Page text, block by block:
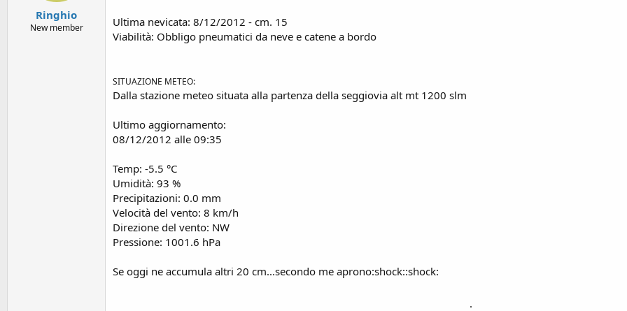
Ringhio
New member
Ultima nevicata: 8/12/2012 - cm. 15
Viabilità: Obbligo pneumatici da neve e catene a bordo
SITUAZIONE METEO:
Dalla stazione meteo situata alla partenza della seggiovia alt mt 1200 slm
Ultimo aggiornamento:
08/12/2012 alle 09:35
Temp: -5.5 °C
Umidità: 93 %
Precipitazioni: 0.0 mm
Velocità del vento: 8 km/h
Direzione del vento: NW
Pressione: 1001.6 hPa
Se oggi ne accumula altri 20 cm...secondo me aprono:shock::shock:
.